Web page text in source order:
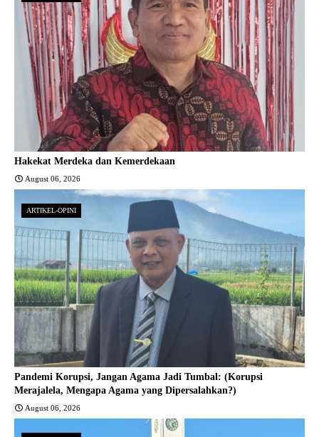
Hakekat Merdeka dan Kemerdekaan
August 06, 2026
ARTIKEL-OPINI
Pandemi Korupsi, Jangan Agama Jadi Tumbal: (Korupsi
Merajalela, Mengapa Agama yang Dipersalahkan?)
August 06, 2026